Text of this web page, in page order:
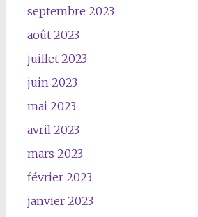
septembre 2023
août 2023
juillet 2023
juin 2023
mai 2023
avril 2023
mars 2023
février 2023
janvier 2023